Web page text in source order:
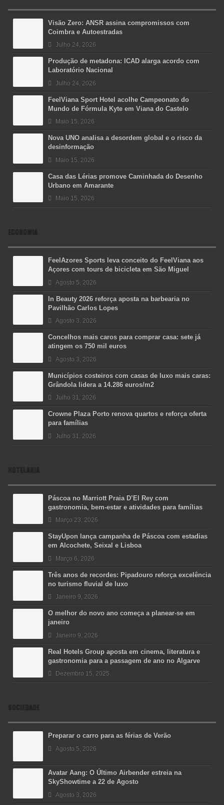
Visão Zero: ANSR assina compromissos com
Coimbra e Autoestradas
Julho 24, 2026
Produção de metadona: ICAD alarga acordo com
Laboratório Nacional
Julho 24, 2026
FeelViana Sport Hotel acolhe Campeonato do
Mundo de Fórmula Kyte em Viana do Castelo
Maio 15, 2026
Nova UNO analisa a desordem global e o risco da
desinformação
Maio 15, 2026
Casa das Lérias promove Caminhada do Desenho
Urbano em Amarante
Maio 15, 2026
ECONOMIA
FeelAzores Sports leva conceito do FeelViana aos
Açores com tours de bicicleta em São Miguel
Agosto 5, 2026
In Beauty 2026 reforça aposta na barbearia no
Pavilhão Carlos Lopes
Agosto 3, 2026
Concelhos mais caros para comprar casa: sete já
atingem os 750 mil euros
Agosto 3, 2026
Municípios costeiros com casas de luxo mais caras:
Grândola lidera a 14.286 euros/m2
Julho 31, 2026
Crowne Plaza Porto renova quartos e reforça oferta
para famílias
Julho 31, 2026
HOTELARIA
Páscoa no Marriott Praia D’El Rey com
gastronomia, bem-estar e atividades para famílias
Março 23, 2026
StayUpon lança campanha de Páscoa com estadias
em Alcochete, Seixal e Lisboa
Março 6, 2026
Três anos de recordes: Pipadouro reforça excelência
no turismo fluvial de luxo
Janeiro 9, 2026
O melhor do novo ano começa a planear-se em
janeiro
Janeiro 9, 2026
Real Hotels Group aposta em cinema, literatura e
gastronomia para a passagem de ano no Algarve
Dezembro 15, 2025
SOCIEDADE
Preparar o carro para as férias de Verão
Agosto 5, 2026
Avatar Aang: O Último Airbender estreia na
SkyShowtime a 22 de Agosto
Agosto 3, 2026